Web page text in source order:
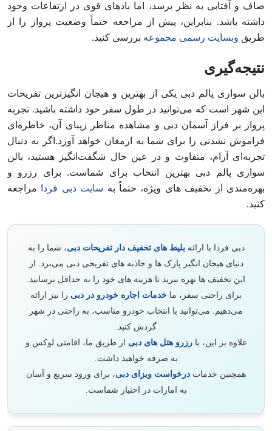
صاف و آفتابی به نظر برسد، اما بادهای قوی در ارتفاعات وجود
داشته باشد. بنابراین، پیش از مراجعه حتماً وضعیت پرواز را از
طریق وبسایت رسمی مجموعه بررسی کنید.
نتیجه‌گیری
بالن سواری پالم دبی یکی از بهترین و هیجان‌ انگیزترین تفریحات
این شهر است که می‌توانید در طول سفر خود داشته باشید. تجربه
پرواز بر فراز آسمان دبی و مشاهده مناظر زیبای آن، خاطره‌ای
فراموش‌ نشدنی را برای شما به ارمغان خواهد آورد.اگر به دنبال
تجربه‌ای آرام، متفاوت و در عین حال شگفت‌انگیز هستید، بالن
سواری پالم دبی بهترین انتخاب برای شماست. برای رزرو و
بهره‌مندی از تخفیف‌ های ویژه، حتماً به سایت دبی فردا
مراجعه
کنید.
دبی فردا با ارائهبلیط‌ های تخفیف‌ دار تفریحات دبی، شما را به
دنیای هیجان‌ انگیز پارک‌ ها و جاذبه‌ های تفریحی دبی می‌برد. از
این تخفیف‌ ها بهره ببرید تا هزینه‌ های خود را به حداقل برسانید.
برای راحتی سفر، ما خدمات اجاره خودرو در دبی را نیز ارائه
می‌دهیم. می‌توانید با انتخاب خودرو مناسب، به راحتی در شهر
گردش کنید.
علاوه بر این، بارزرو هتل‌ های دبی از طریق ما، اقامتی لوکس و
به‌ صرفه خواهید داشت.
همچنین خدمات درخواست ویزای دبی، برای ورود سریع و آسان
به امارات در اختیار شماست.